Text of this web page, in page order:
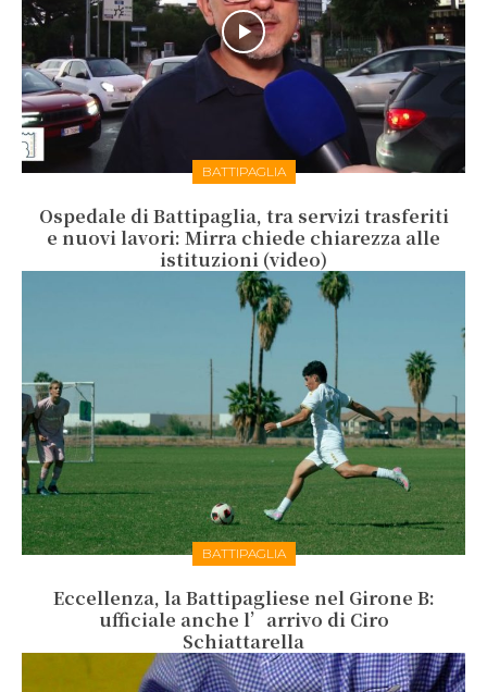
BATTIPAGLIA
Ospedale di Battipaglia, tra servizi trasferiti
e nuovi lavori: Mirra chiede chiarezza alle
istituzioni (video)
BATTIPAGLIA
Eccellenza, la Battipagliese nel Girone B:
ufficiale anche l’arrivo di Ciro
Schiattarella